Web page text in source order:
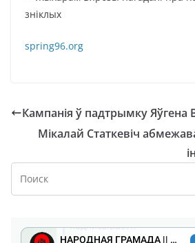
spring96.org
Кампанія ў падтрымку Яўгена
Мікалай Статкевіч